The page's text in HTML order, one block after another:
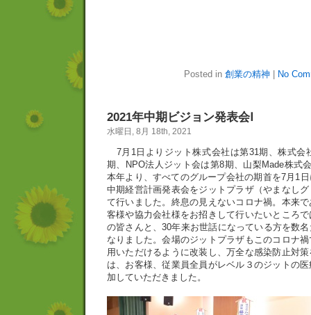
Posted in 創業の精神| No
2021年中期ビジョン発表会Ⅰ
水曜日, 8月 18th, 2021
7月1日よりジット株式会社は第31期、株式会
期、NPO法人ジット会は第8期、山梨Made株式
本年より、すべてのグループ会社の期首を7月1
中期経営計画発表会をジットプラザ（やまなし
て行いました。終息の見えないコロナ禍。本来
客様や協力会社様をお招きして行いたいところ
の皆さんと、30年来お世話になっている方を数
なりました。会場のジットプラザもこのコロナ
用いただけるように改装し、万全な感染防止対
は、お客様、従業員全員がレベル３のジットの
加していただきました。